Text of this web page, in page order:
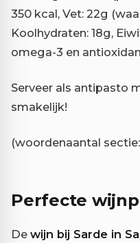
350 kcal, Vet: 22g
Koolhydraten: 18g,
omega-3 en
Serveer als antipasto
smakelijk!
(woordenaantal
Perfecte
De wijn bij Sarde in